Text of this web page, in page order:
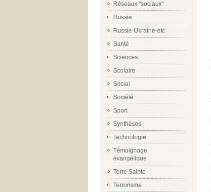
Réseaux "sociaux"
Russie
Russie-Ukraine-etc
Santé
Sciences
Scolaire
Social
Société
Sport
Synthèses
Technologie
Témoignage
évangélique
Terre Sainte
Terrorisme